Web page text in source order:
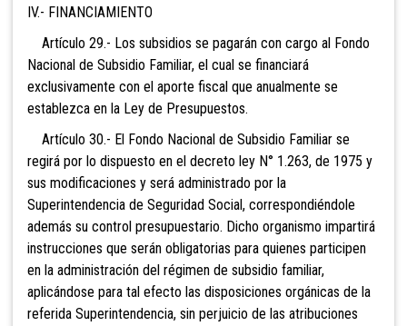
IV.- FINANCIAMIENTO
Artículo 29.- Los subsidios se pagarán con cargo al Fondo
Nacional de Subsidio Familiar, el cual se financiará
exclusivamente con el aporte fiscal que anualmente se
establezca en la Ley de Presupuestos.
Artículo 30.- El Fondo Nacional de Subsidio Familiar se
regirá por lo dispuesto en el decreto ley N° 1.263, de 1975 y
sus modificaciones y será administrado por la
Superintendencia de Seguridad Social, correspondiéndole
además su control presupuestario. Dicho organismo impartirá
instrucciones que serán obligatorias para quienes participen
en la administración del régimen de subsidio familiar,
aplicándose para tal efecto las disposiciones orgánicas de la
referida Superintendencia, sin perjuicio de las atribuciones